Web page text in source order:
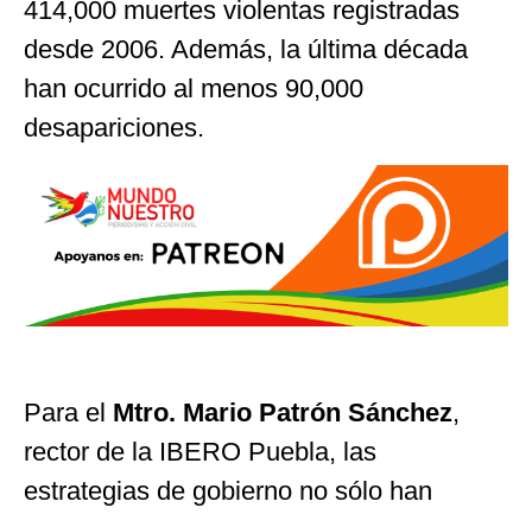
414,000 muertes violentas registradas
desde 2006. Además, la última década
han ocurrido al menos 90,000
desapariciones.
Para el Mtro. Mario Patrón Sánchez,
rector de la IBERO Puebla, las
estrategias de gobierno no sólo han